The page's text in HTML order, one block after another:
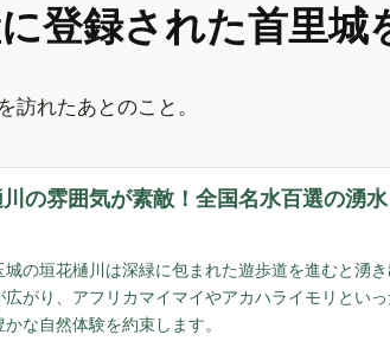
に登録された首里城
れたあとのこと。
の雰囲気が素敵！全国名水百選の湧
城の垣花樋川は深緑に包まれた遊歩道を進むと湧
広がり、アフリカマイマイやアカハライモリとい
な自然体験を約束します。 ￼